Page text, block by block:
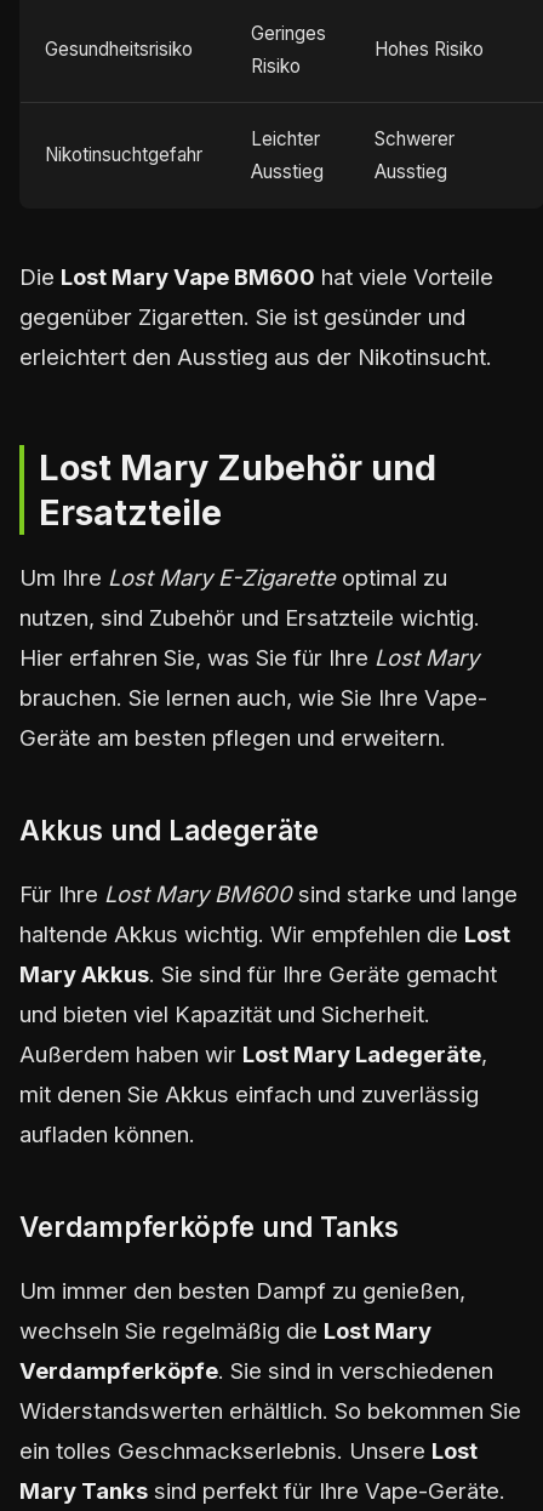
Gesundheitsrisiko
Geringes
Risiko
Hohes Risiko
Nikotinsuchtgefahr
Leichter
Ausstieg
Schwerer
Ausstieg
Die Lost Mary Vape BM600 hat viele Vorteile
gegenüber Zigaretten. Sie ist gesünder und
erleichtert den Ausstieg aus der Nikotinsucht.
Lost Mary Zubehör und
Ersatzteile
Um Ihre Lost Mary E-Zigaretteoptimal zu
nutzen, sind Zubehör und Ersatzteile wichtig.
Hier erfahren Sie, was Sie für Ihre Lost Mary
brauchen. Sie lernen auch, wie Sie Ihre Vape-
Geräte am besten pflegen und erweitern.
Akkus und Ladegeräte
Für Ihre Lost Mary BM600sind starke und lange
haltende Akkus wichtig. Wir empfehlen die Lost
Mary Akkus. Sie sind für Ihre Geräte gemacht
und bieten viel Kapazität und Sicherheit.
Außerdem haben wir Lost Mary Ladegeräte,
mit denen Sie Akkus einfach und zuverlässig
aufladen können.
Verdampferköpfe und Tanks
Um immer den besten Dampf zu genießen,
wechseln Sie regelmäßig die Lost Mary
Verdampferköpfe. Sie sind in verschiedenen
Widerstandswerten erhältlich. So bekommen Sie
ein tolles Geschmackserlebnis. Unsere Lost
Mary Tanks sind perfekt für Ihre Vape-Geräte.